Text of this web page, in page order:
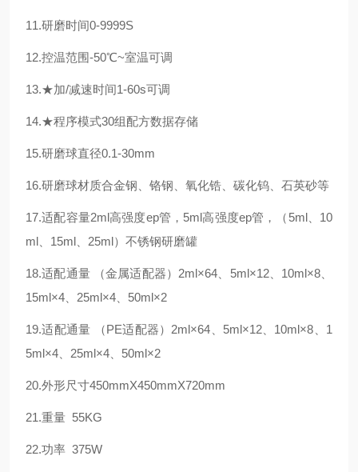
11.研磨时间0-9999S
12.控温范围-50℃~室温可调
13.★加/减速时间1-60s可调
14.★程序模式30组配方数据存储
15.研磨球直径0.1-30mm
16.研磨球材质合金钢、铬钢、氧化锆、碳化钨、石英砂等
17.适配容量2ml高强度ep管，5ml高强度ep管，（5ml、10
ml、15ml、25ml）不锈钢研磨罐
18.适配通量 （金属适配器）2ml×64、5ml×12、10ml×8、
15ml×4、25ml×4、50ml×2
19.适配通量 （PE适配器）2ml×64、5ml×12、10ml×8、1
5ml×4、25ml×4、50ml×2
20.外形尺寸450mmX450mmX720mm
21.重量 55KG
22.功率 375W